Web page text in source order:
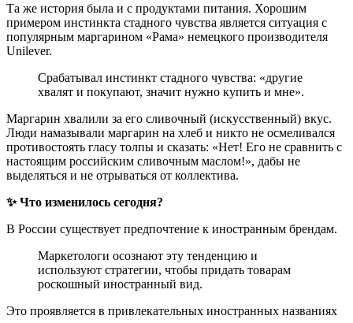
Та же история была и с продуктами питания. Хорошим
примером инстинкта стадного чувства является ситуация с
популярным маргарином «Рама» немецкого производителя
Unilever.
Срабатывал инстинкт стадного чувства: «другие
хвалят и покупают, значит нужно купить и мне».
Маргарин хвалили за его сливочный (искусственный) вкус.
Люди намазывали маргарин на хлеб и никто не осмеливался
противостоять гласу толпы и сказать: «Нет! Его не сравнить с
настоящим российским сливочным маслом!», дабы не
выделяться и не отрываться от коллектива.
✨ Что изменилось сегодня?
В России существует предпочтение к иностранным брендам.
Маркетологи осознают эту тенденцию и
используют стратегии, чтобы придать товарам
роскошный иностранный вид.
Это проявляется в привлекательных иностранных названиях